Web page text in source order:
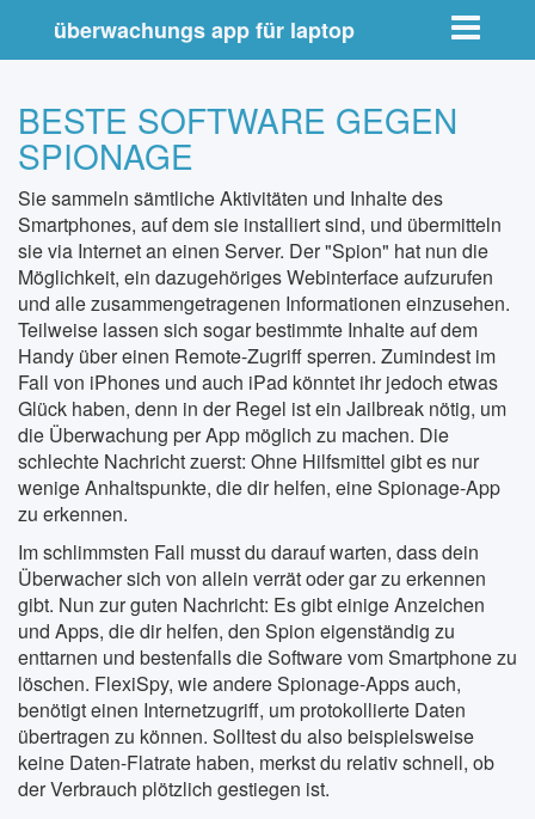
Toggle
überwachungs app für laptop
BESTE SOFTWARE GEGEN
SPIONAGE
Sie sammeln sämtliche Aktivitäten und Inhalte des
Smartphones, auf dem sie installiert sind, und übermitteln
sie via Internet an einen Server. Der "Spion" hat nun die
Möglichkeit, ein dazugehöriges Webinterface aufzurufen
und alle zusammengetragenen Informationen einzusehen.
Teilweise lassen sich sogar bestimmte Inhalte auf dem
Handy über einen Remote-Zugriff sperren. Zumindest im
Fall von iPhones und auch iPad könntet ihr jedoch etwas
Glück haben, denn in der Regel ist ein Jailbreak nötig, um
die Überwachung per App möglich zu machen. Die
schlechte Nachricht zuerst: Ohne Hilfsmittel gibt es nur
wenige Anhaltspunkte, die dir helfen, eine Spionage-App
zu erkennen.
Im schlimmsten Fall musst du darauf warten, dass dein
Überwacher sich von allein verrät oder gar zu erkennen
gibt. Nun zur guten Nachricht: Es gibt einige Anzeichen
und Apps, die dir helfen, den Spion eigenständig zu
enttarnen und bestenfalls die Software vom Smartphone zu
löschen. FlexiSpy, wie andere Spionage-Apps auch,
benötigt einen Internetzugriff, um protokollierte Daten
übertragen zu können. Solltest du also beispielsweise
keine Daten-Flatrate haben, merkst du relativ schnell, ob
der Verbrauch plötzlich gestiegen ist.